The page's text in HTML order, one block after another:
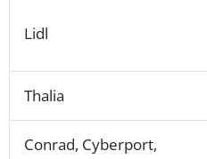
Lidl
Thalia
Conrad, Cyberport,